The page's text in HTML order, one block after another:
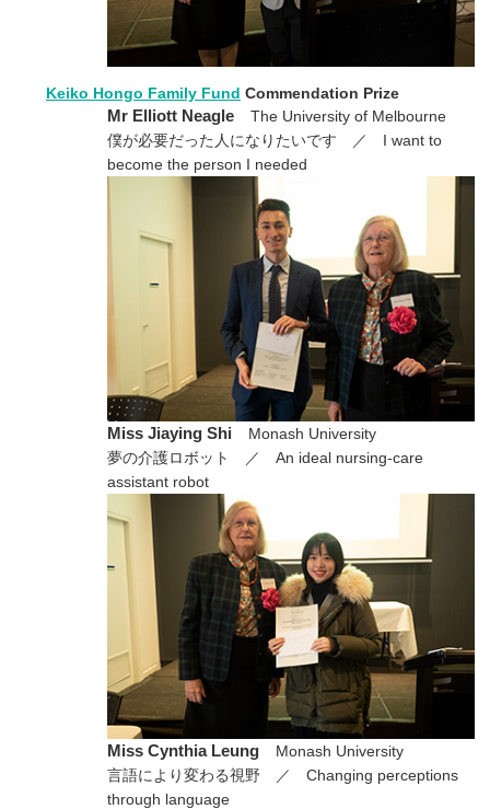
Keiko Hongo Family Fund Commendation Prize
Mr Elliott Neagle
The University of Melbourne
僕が必要だった人になりたいです ／ I want to
become the person I needed
Miss Jiaying Shi
Monash University
夢の介護ロボット ／ An ideal nursing-care
assistant robot
Miss Cynthia Leung
Monash University
言語により変わる視野 ／ Changing perceptions
through language